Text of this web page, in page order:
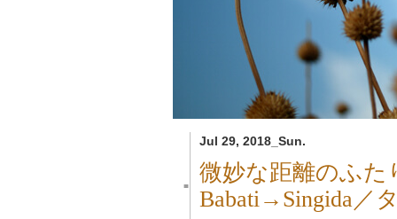
Jul 29, 2018_Sun.
■
微妙な距離のふた
Babati→Singida／